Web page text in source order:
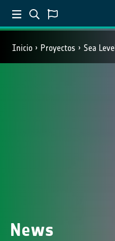
Inicio Proyectos Sea Level
News